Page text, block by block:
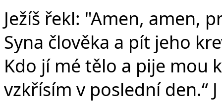
Ježíš řekl: "Amen, amen,
Syna člověka a pít jeho
Kdo jí mé tělo a pije mou
vzkřísím v poslední den.“